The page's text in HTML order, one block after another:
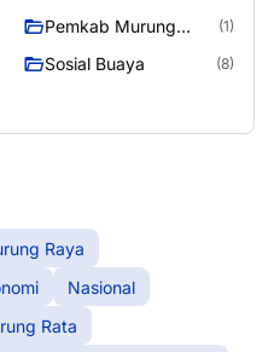
Pemkab Murung
(1)
Sosial Buaya (8)
Raya
Nasional
Rata